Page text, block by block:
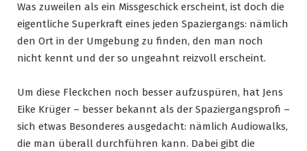
Was zuweilen als ein Missgeschick erscheint, ist doch die
eigentliche Superkraft eines jeden Spaziergangs: nämlich
den Ort in der Umgebung zu finden, den man noch
nicht kennt und der so ungeahnt reizvoll erscheint.
Um diese Fleckchen noch besser aufzuspüren, hat Jens
Eike Krüger – besser bekannt als der Spaziergangsprofi –
sich etwas Besonderes ausgedacht: nämlich Audiowalks,
die man überall durchführen kann. Dabei gibt die